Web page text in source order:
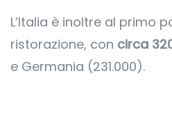
L’Italia è inoltre al primo
ristorazione, con circa
e Germania (231.000).